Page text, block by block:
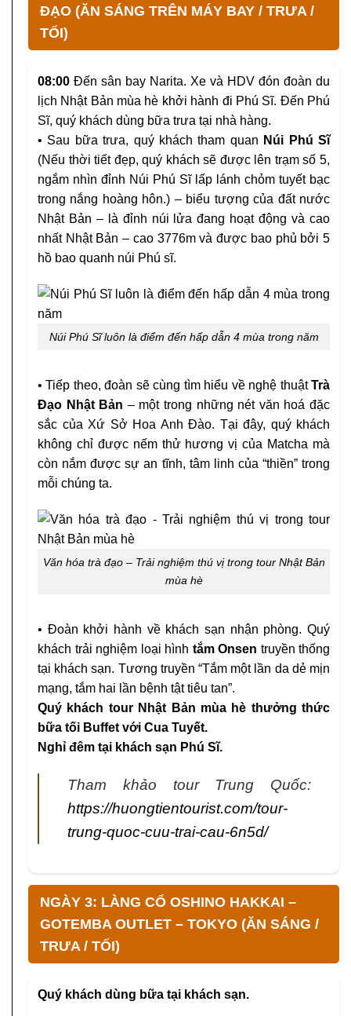
ĐẠO (ĂN SÁNG TRÊN MÁY BAY / TRƯA /
TỐI)
08:00 Đến sân bay Narita. Xe và HDV đón đoàn du
lịch Nhật Bản mùa hè khởi hành đi Phú Sĩ. Đến Phú
Sĩ, quý khách dùng bữa trưa tại nhà hàng.
• Sau bữa trưa, quý khách tham quan Núi Phú Sĩ
(Nếu thời tiết đẹp, quý khách sẽ được lên trạm số 5,
ngắm nhìn đỉnh Núi Phú Sĩ lấp lánh chỏm tuyết bạc
trong nắng hoàng hôn.) – biểu tượng của đất nước
Nhật Bản – là đỉnh núi lửa đang hoạt động và cao
nhất Nhật Bản – cao 3776m và được bao phủ bởi 5
hồ bao quanh núi Phú sĩ.
Núi Phú Sĩ luôn là điểm đến hấp dẫn 4 mùa trong năm
• Tiếp theo, đoàn sẽ cùng tìm hiểu về nghệ thuậtTrà
Đạo Nhật Bản – một trong những nét văn hoá đặc
sắc của Xứ Sở Hoa Anh Đào. Tại đây, quý khách
không chỉ được nếm thử hương vị của Matcha mà
còn nắm được sự an tĩnh, tâm linh của “thiền” trong
mỗi chúng ta.
Văn hóa trà đạo – Trải nghiệm thú vị trong tour Nhật Bản
mùa hè
• Đoàn khởi hành về khách sạn nhận phòng. Quý
khách trải nghiệm loại hình tắm Onsen truyền thống
tại khách sạn. Tương truyền “Tắm một lần da dẻ mịn
mạng, tắm hai lần bệnh tật tiêu tan”.
Quý khách tour Nhật Bản mùa hè thưởng thức
bữa tối Buffet với Cua Tuyết.
Nghỉ đêm tại khách sạn Phú Sĩ.
Tham khảo tour Trung Quốc:
https://huongtientourist.com/tour-
trung-quoc-cuu-trai-cau-6n5d/
NGÀY 3: LÀNG CỔ OSHINO HAKKAI –
GOTEMBA OUTLET – TOKYO (ĂN SÁNG /
TRƯA / TỐI)
Quý khách dùng bữa tại khách sạn.